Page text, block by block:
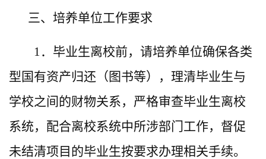
三、培养单位工作要求
1．毕业生离校前，请培养单位确保各类
型国有资产归还（图书等），理清毕业生与
学校之间的财物关系，严格审查毕业生离校
系统，配合离校系统中所涉部门工作，督促
未结清项目的毕业生按要求办理相关手续。